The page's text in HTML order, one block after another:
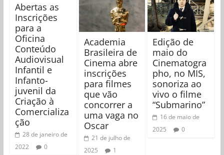
Abertas as
Inscrições
para a
Oficina
Conteúdo
Audiovisual
Infantil e
Infanto-
juvenil da
Criação à
Comercializa
ção
28 de janeiro de
2022
0
Academia
Brasileira de
Cinema abre
inscrições
para filmes
que vão
concorrer a
uma vaga no
Oscar
21 de julho de
2025
1
Edição de
maio do
Cinematogra
pho, no MIS,
sonoriza ao
vivo o filme
“Submarino”
16 de maio de
2025
0